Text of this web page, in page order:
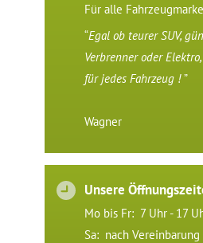
Für alle
“Egal ob teurer SUV,
Verbrenner oder
für jedes Fahrzeug !
Wagner
Unsere
Mo bis Fr: 7 Uhr - 17
Sa: nach Vereinbarung